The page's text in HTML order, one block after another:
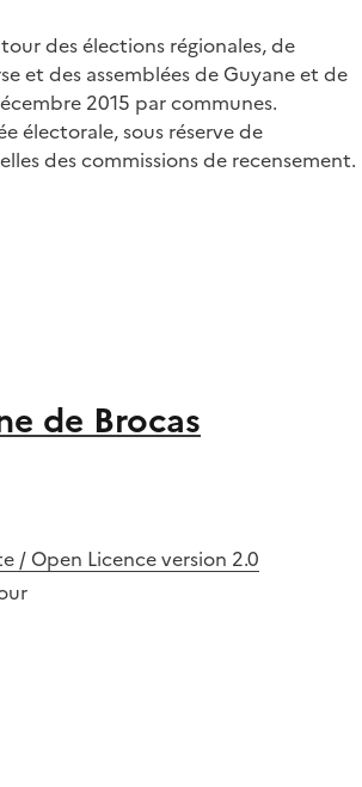
des élections régionales, de
et des assemblées de Guyane et de
2015 par communes.
électorale, sous réserve de
des commissions de recensement.
de Brocas
/ Open Licence version 2.0